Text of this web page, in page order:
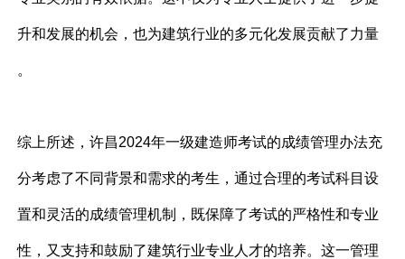
升和发展的机会，也为建筑行业的多元化发展贡献了力量
。
综上所述，许昌2024年一级建造师考试的成绩管理办法充
分考虑了不同背景和需求的考生，通过合理的考试科目设
置和灵活的成绩管理机制，既保障了考试的严格性和专业
性，又支持和鼓励了建筑行业专业人才的培养。这一管理